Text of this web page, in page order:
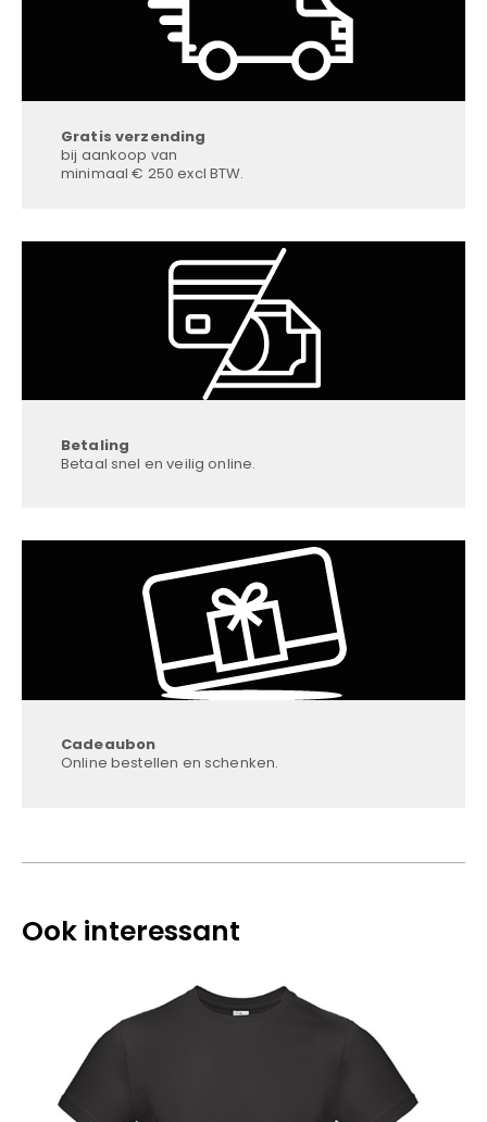
Gratis verzending
bij aankoop van
minimaal € 250 excl BTW.
Betaling
Betaal snel en veilig online.
Cadeaubon
Online bestellen en schenken.
Ook interessant